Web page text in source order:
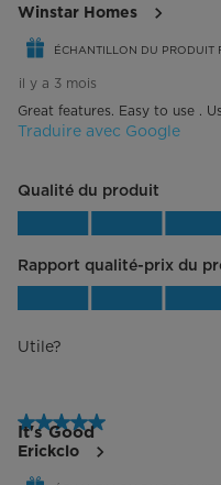
Winstar Homes
ÉCHANTILLON DU PRODUIT
il y a 3 mois
Great features. Easy to use .
Traduire avec Google
Qualité du produit
Qualité du
Rapport qualité-prix du
Rapport
Utile?
5 étoile(s) sur 5.
It's Good
Erickclo